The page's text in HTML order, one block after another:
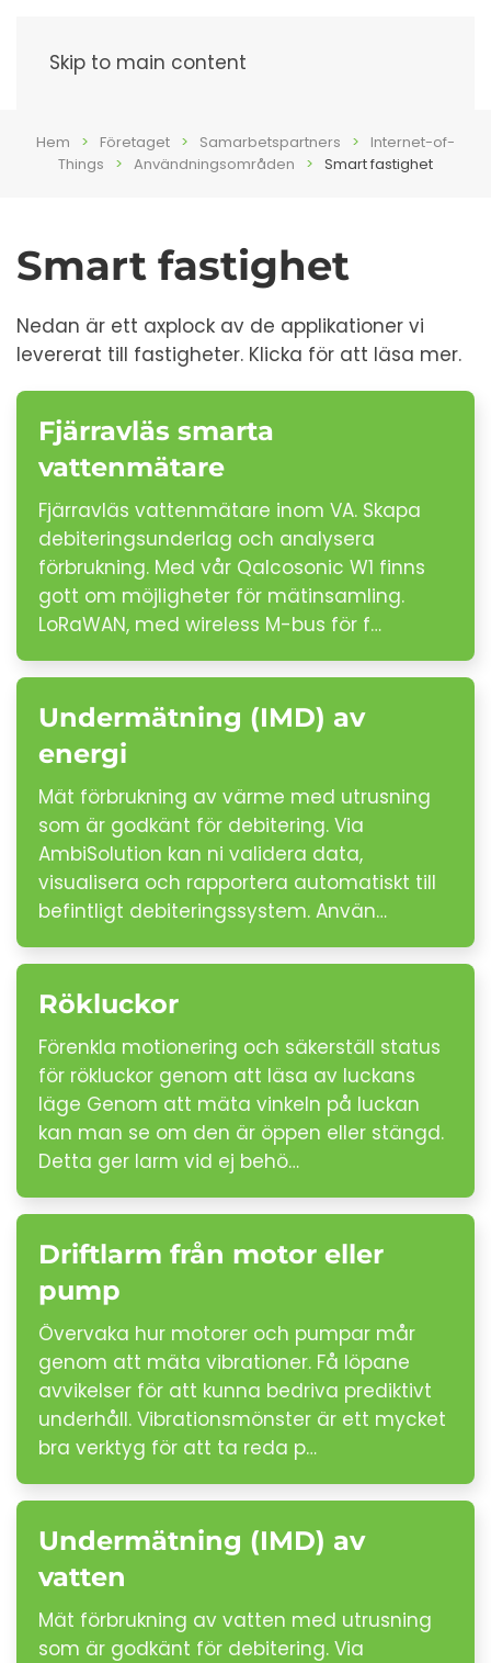
Skip to main content
Hem Företaget Samarbetspartners
Internet-of-
Things
Användningsområden Smart fastighet
Smart fastighet
Nedan är ett axplock av de applikationer vi
levererat till fastigheter. Klicka för att läsa mer.
Fjärravläs smarta
vattenmätare
Fjärravläs vattenmätare inom VA. Skapa
debiteringsunderlag och analysera
förbrukning. Med vår Qalcosonic W1 finns
gott om möjligheter för mätinsamling.
LoRaWAN, med wireless M-bus för f…
Undermätning (IMD) av
energi
Mät förbrukning av värme med utrusning
som är godkänt för debitering. Via
AmbiSolution kan ni validera data,
visualisera och rapportera automatiskt till
befintligt debiteringssystem. Använ…
Rökluckor
Förenkla motionering och säkerställ status
för rökluckor genom att läsa av luckans
läge Genom att mäta vinkeln på luckan
kan man se om den är öppen eller stängd.
Detta ger larm vid ej behö…
Driftlarm från motor eller
pump
Övervaka hur motorer och pumpar mår
genom att mäta vibrationer. Få löpane
avvikelser för att kunna bedriva prediktivt
underhåll. Vibrationsmönster är ett mycket
bra verktyg för att ta reda p…
Undermätning (IMD) av
vatten
Mät förbrukning av vatten med utrusning
som är godkänt för debitering. Via